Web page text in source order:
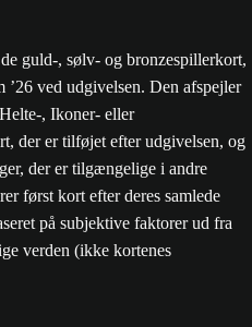
guld-, sølv- og bronzespillerkort,
ved udgivelsen. Den afspejler
, Ikoner- eller
der er tilføjet efter udgivelsen, og
der er tilgængelige i andre
først kort efter deres samlede
på subjektive faktorer ud fra
verden (ikke kortenes